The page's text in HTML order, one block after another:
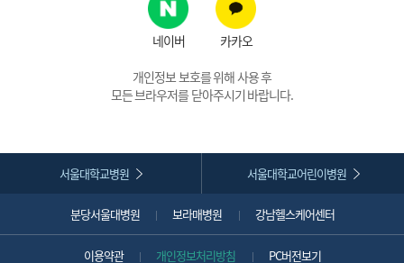
네이버
카카오
개인정보 보호를 위해 사용 후
모든 브라우저를 닫아주시기 바랍니다.
서울대학교병원 서울대학교어린이병원
분당서울대병원 보라매병원 강남헬스케어센터
이용약관 개인정보처리방침 PC버전보기